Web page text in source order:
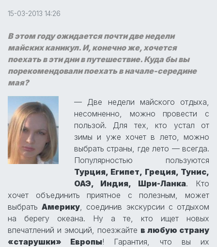
15-03-2013 14:26
В этом году ожидается почти две недели
майских каникул. И, конечно же, хочется
поехать в эти дни в путешествие. Куда бы вы
порекомендовали поехать в начале-середине
мая?
— Две недели майского отдыха,
несомненно, можно провести с
пользой. Для тех, кто устал от
зимы и уже хочет в лето, можно
выбрать страны, где лето — всегда.
Популярностью пользуются
Турция, Египет, Греция, Тунис,
ОАЭ, Индия, Шри-Ланка. Кто
хочет объединить приятное с полезным, может
выбратьАмерику, соединив экскурсии с отдыхом
на берегу океана. Ну а те, кто ищет новых
впечатлений и эмоций, поезжайте в любую страну
«старушки» Европы! Гарантия, что вы их